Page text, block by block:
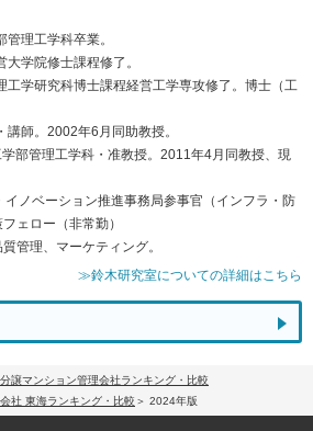
理工学科卒業。
学院修士課程修了。
工学研究科博士課程経営工学専攻修了。博士（工
師。2002年6月同助教授。
部管理工学科・准教授。2011年4月同教授、現
ノベーション推進事務局参事官（インフラ・防
ェロー（非常勤）
管理、マーケティング。
≫鈴木研究室についての詳細はこちら
分譲マンション管理会社ランキング・比較
社 東海ランキング・比較
2024年版